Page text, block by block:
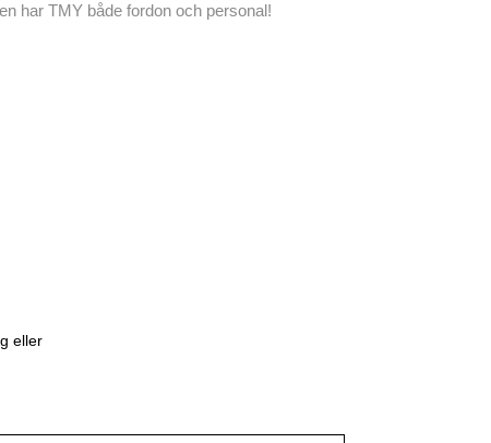
har TMY både fordon och personal!
eller